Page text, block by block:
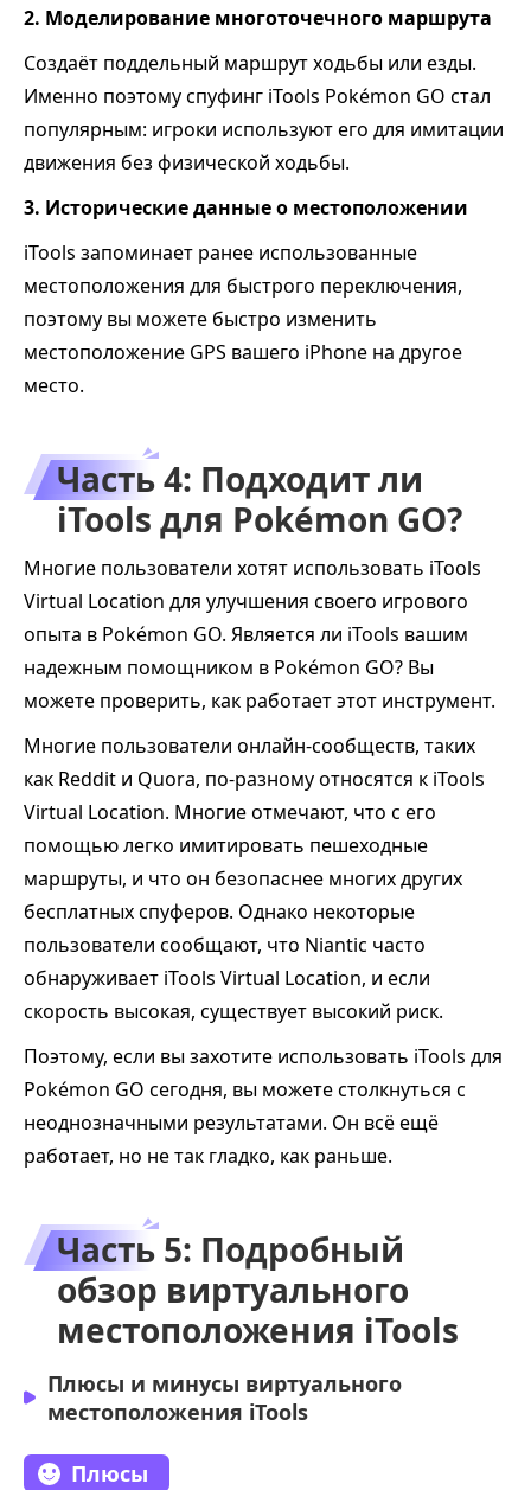
2. Моделирование многоточечного маршрута
Создаёт поддельный маршрут ходьбы или езды.
Именно поэтому спуфинг iTools Pokémon GO стал
популярным: игроки используют его для имитации
движения без физической ходьбы.
3. Исторические данные о местоположении
iTools запоминает ранее использованные
местоположения для быстрого переключения,
поэтому вы можете быстро изменить
местоположение GPS вашего iPhone на другое
место.
Часть 4: Подходит ли
iTools для Pokémon GO?
Многие пользователи хотят использовать iTools
Virtual Location для улучшения своего игрового
опыта в Pokémon GO. Является ли iTools вашим
надежным помощником в Pokémon GO? Вы
можете проверить, как работает этот инструмент.
Многие пользователи онлайн-сообществ, таких
как Reddit и Quora, по-разному относятся к iTools
Virtual Location. Многие отмечают, что с его
помощью легко имитировать пешеходные
маршруты, и что он безопаснее многих других
бесплатных спуферов. Однако некоторые
пользователи сообщают, что Niantic часто
обнаруживает iTools Virtual Location, и если
скорость высокая, существует высокий риск.
Поэтому, если вы захотите использовать iTools для
Pokémon GO сегодня, вы можете столкнуться с
неоднозначными результатами. Он всё ещё
работает, но не так гладко, как раньше.
Часть 5: Подробный
обзор виртуального
местоположения iTools
Плюсы и минусы виртуального
местоположения iTools
Плюсы